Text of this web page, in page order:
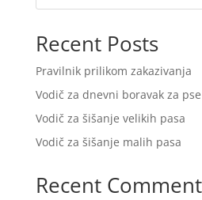
Recent Posts
Pravilnik prilikom zakazivanja
Vodič za dnevni boravak za pse
Vodič za šišanje velikih pasa
Vodič za šišanje malih pasa
Recent